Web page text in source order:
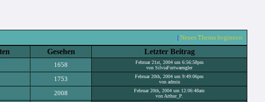
| Neues Thema beginnen
Gesehen Letzter Beitrag
1658
Februar 21st, 2004 um 6:56:58pm
von SilviaFurtwaengler
1753
Februar 20th, 2004 um 9:49:06pm
von admin
2008
Februar 20th, 2004 um 12:06:48am
von Arthur_P.